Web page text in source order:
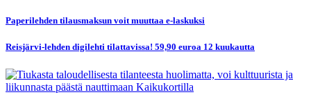
Paperilehden tilausmaksun voit muuttaa e-laskuksi
Reisjärvi-lehden digilehti tilattavissa! 59,90 euroa 12 kuukautta